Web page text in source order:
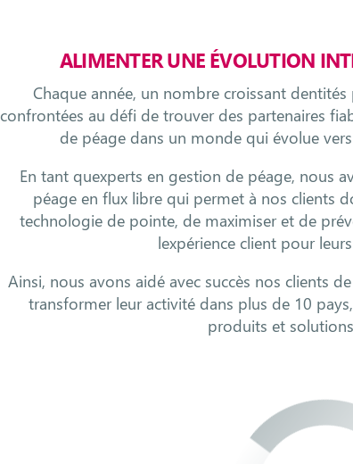
ALIMENTER UNE ÉVOLUTION
Chaque année, un nombre croissant
confrontées au défi de trouver des partenaires
de péage dans un monde qui évolue
En tant quexperts en gestion de péage, nous
péage en flux libre qui permet à nos clients
technologie de pointe, de maximiser et de
lexpérience client pour
Ainsi, nous avons aidé avec succès nos clients
transformer leur activité dans plus de 10
produits et